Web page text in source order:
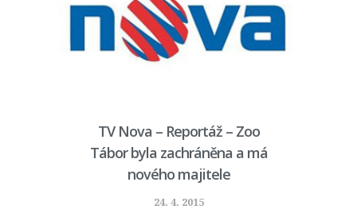
TV Nova – Reportáž – Zoo
Tábor byla zachráněna a má
nového majitele
24. 4. 2015